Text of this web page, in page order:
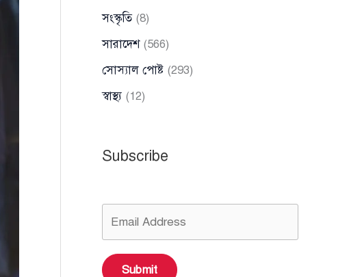
সংস্কৃতি(8)
সারাদেশ(566)
সোস্যাল পোষ্ট (293)
স্বাস্থ্য (12)
Subscribe
Submit